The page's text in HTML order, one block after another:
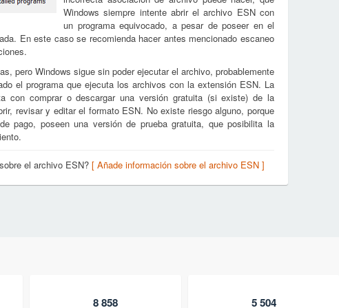
Windows siempre intente abrir el archivo ESN con
un programa equivocado, a pesar de poseer en el
En este caso se recomienda hacer antes mencionado escaneo
pero Windows sigue sin poder ejecutar el archivo, probablemente
el programa que ejecuta los archivos con la extensión ESN. La
con comprar o descargar una versión gratuita (si existe) de la
revisar y editar el formato ESN. No existe riesgo alguno, porque
pago, poseen una versión de prueba gratuita, que posibilita la
el archivo ESN? [ Añade información sobre el archivo ESN ]
8 858 5 504